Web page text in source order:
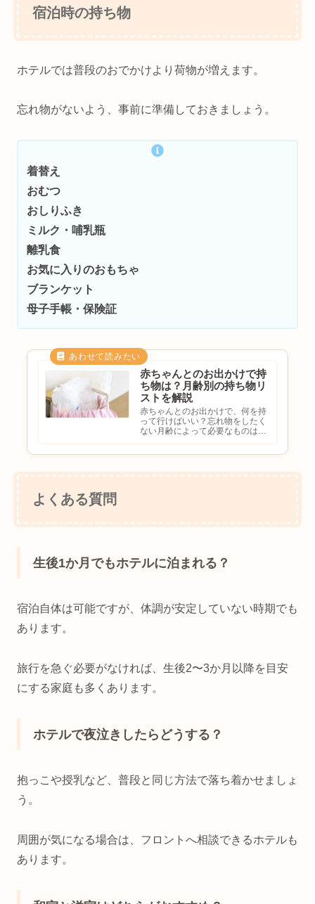
宿泊時の持ち物
ホテルでは普段のおでかけより荷物が増えます。
忘れ物がないよう、事前に準備しておきましょう。
着替え
おむつ
おしりふき
ミルク・哺乳瓶
離乳食
お気に入りのおもちゃ
ブランケット
母子手帳・保険証
赤ちゃんとのお出かけで持
ち物は？月齢別の持ち物リ
ストを解説
赤ちゃんとのお出かけで、何を持
って行けばいい？忘れ物をしたく
ない月齢によって必要なものは違
事前の準備がとても大切です。月
よくある質問
生後1か月でもホテルに泊まれる？
宿泊自体は可能ですが、体調が安定していない時期でも
あります。
旅行を急ぐ必要がなければ、生後2〜3か月以降を目安
にする家庭も多くあります。
ホテルで夜泣きしたらどうする？
抱っこや授乳など、普段と同じ方法で落ち着かせましょ
う。
周囲が気になる場合は、フロントへ相談できるホテルも
あります。